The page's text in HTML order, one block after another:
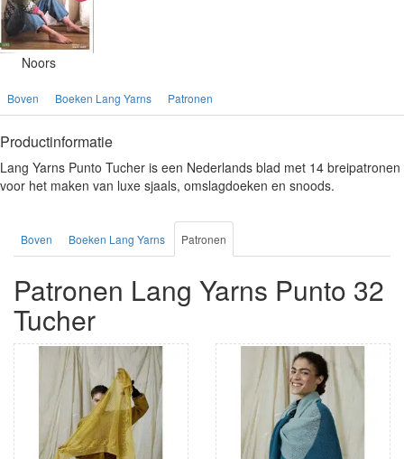
Noors
Boven Boeken Lang Yarns Patronen
Productinformatie
Lang Yarns Punto Tucher is een Nederlands blad met 14 breipatronen
voor het maken van luxe sjaals, omslagdoeken en snoods.
Boven Boeken Lang Yarns Patronen
Patronen Lang Yarns Punto 32
Tucher